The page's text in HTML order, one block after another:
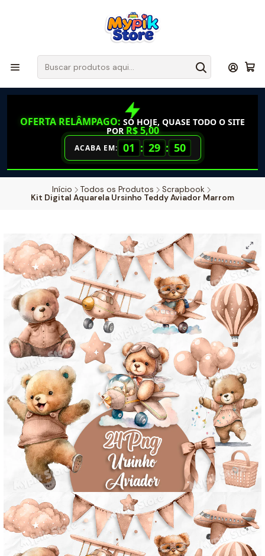
OFERTA RELÂMPAGO: SÓ HOJE, QUASE TODO O SITE
PORR$ 5,00
ACABA EM: 01 : 29 : 49
Início Todos os Produtos
Scrapbook
Kit Digital Aquarela Ursinho Teddy Aviador Marrom